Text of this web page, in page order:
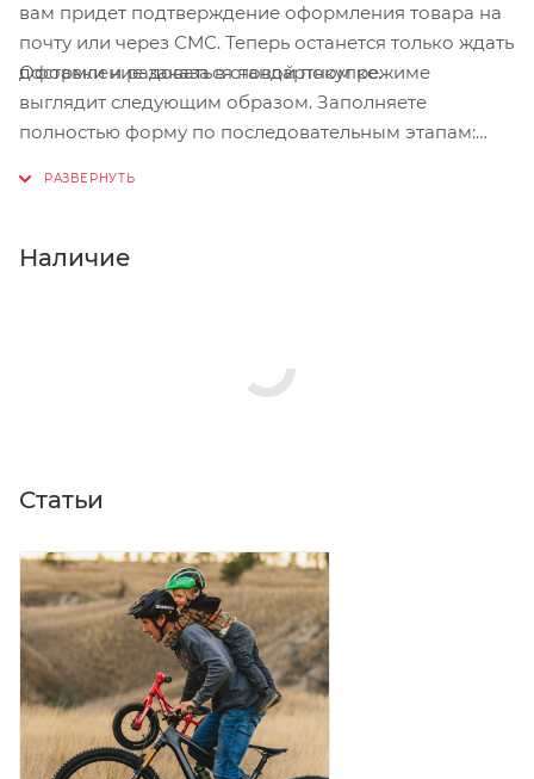
вам придет подтверждение оформления товара на
почту или через СМС. Теперь останется только ждать
доставки и радоваться новой покупке.
Оформление заказа в стандартном режиме
выглядит следующим образом. Заполняете
полностью форму по последовательным этапам:
Нажмите кнопку «Оформить заказ».
Наличие
Статьи